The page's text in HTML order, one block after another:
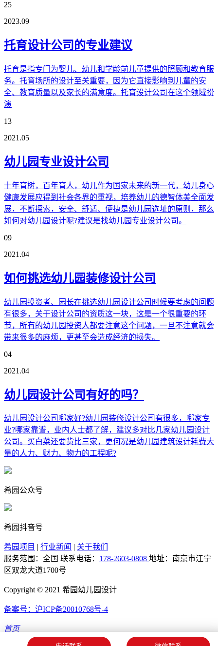
25
2023.09
托育设计公司的专业建议
托育是指专门为婴儿、幼儿和学龄前儿童提供的照顾和教育服
务。托育场所的设计至关重要，因为它直接影响到儿童的安
全、教育质量以及家长的满意度。托育设计公司在这个领域扮
演
13
2021.05
幼儿园专业设计公司
十年育树，百年育人，幼儿作为国家未来的新一代，幼儿身心
健康发展应得到社会各界的重视，培养幼儿的德智体美全面发
展，不断探索，安全、舒适、便捷是幼儿园选址的原则，那么
如何对幼儿园设计呢?建议是找幼儿园专业设计公司。
09
2021.04
如何挑选幼儿园装修设计公司
幼儿园投资者、园长在挑选幼儿园设计公司时候要考虑的问题
有很多，关于设计公司的资质这一块，这是一个很重要的环
节，所有的幼儿园投资人都要注意这个问题，一旦不注意就会
带来很多的麻烦，更甚至会造成经济的损失。
04
2021.04
幼儿园设计公司有好的吗？
幼儿园设计公司哪家好?幼儿园装修设计公司有很多，哪家专
业?哪家靠谱，业内人士都了解，建议多对比几家幼儿园设计
公司。买白菜还要货比三家，更何况是幼儿园建筑设计耗费大
量的人力、财力、物力的工程呢?
希园公众号
希园抖音号
希园项目 | 行业新闻 | 关于我们
服务范围：全国 联系电话： 178-2603-0808 地址：南京市江宁
区双龙大道1700号
Copyright © 2021 希园幼儿园设计
备案号：沪ICP备20010768号-4
首页
免费报价